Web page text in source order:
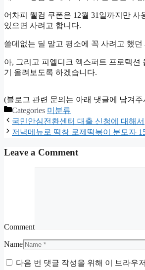
어차피 웰컴 쿠폰은 12월 31일까지만
있으면 사려고 합니다.
쓸데없는 딜 말고 평소에 꼭 사려고 했
아, 그리고 피엘디크 엑스퍼트 프로텍션
기 올려보도록 하겠습니다.
(블로그 관련 문의는 아래 댓글에 남겨
Categories 미분류
국민안심전환센터 대출 신청에 대해서
저녁메뉴로 떡참 로제떡볶이 분모자
Leave a Comment
Comment
Name
다음 번 댓글 작성을 위해 이 브라우